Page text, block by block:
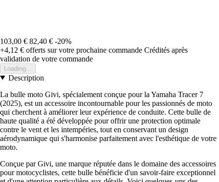
103,00 € 82,40 € -20%
+4,12 € offerts sur votre prochaine commande Crédités après
validation de votre commande
Loading...
Description
La bulle moto Givi, spécialement conçue pour la Yamaha Tracer 7
(2025), est un accessoire incontournable pour les passionnés de moto
qui cherchent à améliorer leur expérience de conduite. Cette bulle de
haute qualité a été développée pour offrir une protection optimale
contre le vent et les intempéries, tout en conservant un design
aérodynamique qui s'harmonise parfaitement avec l'esthétique de votre
moto.
Conçue par Givi, une marque réputée dans le domaine des accessoires
pour motocyclistes, cette bulle bénéficie d'un savoir-faire exceptionnel